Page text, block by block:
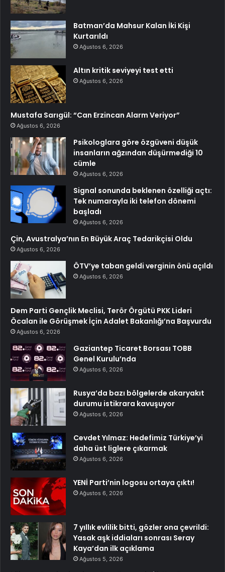
Batman’da Mahsur Kalan İki Kişi
Kurtarıldı
Ağustos 6, 2026
Altın kritik seviyeyi test etti
Ağustos 6, 2026
Mustafa Sarıgül: “Can Erzincan Alarm Veriyor”
Ağustos 6, 2026
Psikologlara göre özgüveni düşük
insanların ağzından düşürmediği 10
cümle
Ağustos 6, 2026
Signal sonunda beklenen özelliği açtı:
Tek numarayla iki telefon dönemi
başladı
Ağustos 6, 2026
Çin, Avustralya’nın En Büyük Araç Tedarikçisi Oldu
Ağustos 6, 2026
ÖTV’ye taban geldi verginin önü açıldı
Ağustos 6, 2026
Dem Parti Gençlik Meclisi, Terör Örgütü PKK Lideri
Öcalan ile Görüşmek İçin Adalet Bakanlığı’na Başvurdu
Ağustos 6, 2026
Gaziantep Ticaret Borsası TOBB
Genel Kurulu’nda
Ağustos 6, 2026
Rusya’da bazı bölgelerde akaryakıt
durumu istikrara kavuşuyor
Ağustos 6, 2026
Cevdet Yılmaz: Hedefimiz Türkiye’yi
daha üst liglere çıkarmak
Ağustos 6, 2026
YENİ Parti’nin logosu ortaya çıktı!
Ağustos 6, 2026
7 yıllık evlilik bitti, gözler ona çevrildi:
Yasak aşk iddiaları sonrası Seray
Kaya’dan ilk açıklama
Ağustos 5, 2026